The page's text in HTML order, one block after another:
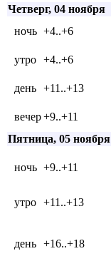
Четверг, 04 ноября
ночь +4..+6
утро +4..+6
день +11..+13
вечер+9..+11
Пятница, 05 ноября
ночь +9..+11
утро +11..+13
день +16..+18